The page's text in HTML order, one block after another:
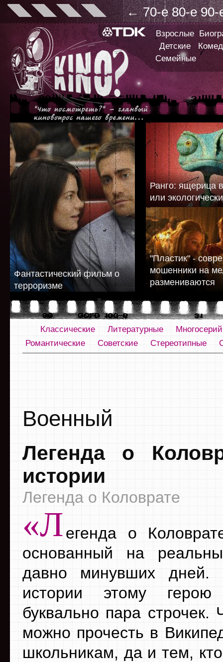
← 70-е 80-е 90-
Взрослые
Детские
Семейные
Фантастический фильм о
терроризме
Ранго: ящерица
или
"Пластик" -
мошенники на
размениваются
Классические Литературные
Романтические
Советские Стереотипные
Военный
Легенда о
истории
Легенда о Коловрате
«Легенда о
основанный на
давно минувших дней.
истории этому герою
буквально пара строчек.
можно прочесть в
школьникам, да и тем,